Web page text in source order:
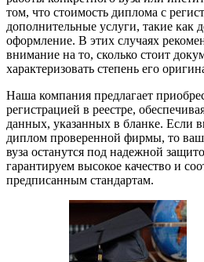
том, что стоимость диплома с
дополнительные услуги, такие как
оформление. В этих случаях
внимание на то, сколько стоит
характеризовать степень его
Наша компания предлагает
регистрацией в реестре,
данных, указанных в бланке. Если
диплом проверенной фирмы, то
вуза останутся под надежной
гарантируем высокое качество и
предписанным стандартам.